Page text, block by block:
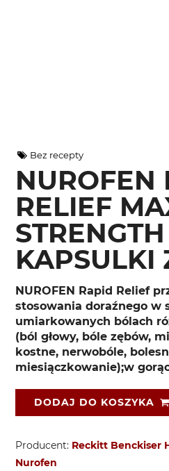
Bez recepty
NUROFEN
RELIEF
KAPSULKI
NUROFEN Rapid Relief
stosowania doraźnego w
umiarkowanych bólach
(ból głowy, bóle zębów,
kostne, nerwobóle,
miesiączkowanie);w
DODAJ DO KOSZYKA
Producent: Reckitt Benckiser
Nurofen